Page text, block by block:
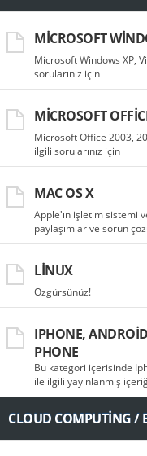
MICROSOFT
Microsoft Windows XP,
sorularınız için
MICROSOFT
Microsoft Office 2003,
ilgili sorularınız için
MAC OS X
Apple'ın işletim sistemi
paylaşımlar ve sorun
LINUX
Özgürsünüz!
IPHONE,
PHONE
Bu kategori içerisinde
ile ilgili yayınlanmış
CLOUD COMPUTING /